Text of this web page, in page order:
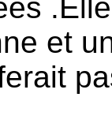
et